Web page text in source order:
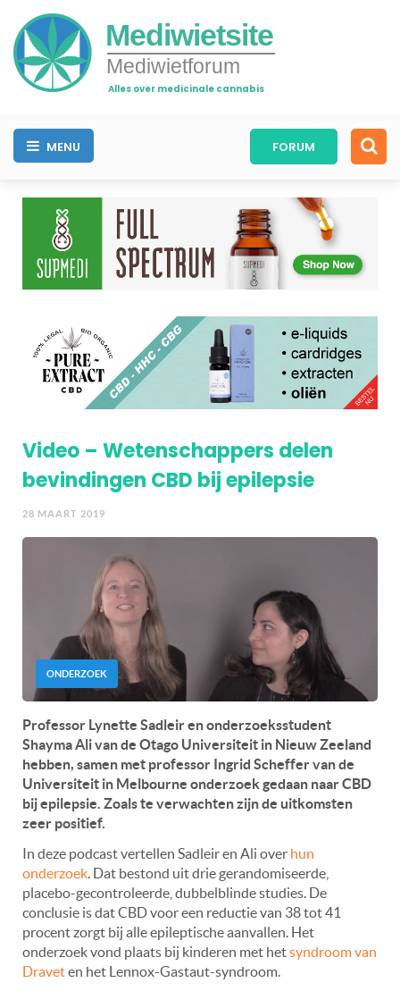
Mediwietsite
Mediwietforum
Alles over medicinale cannabis
MENU FORUM
Video – Wetenschappers delen
bevindingen CBD bij epilepsie
28 MAART 2019
ONDERZOEK
Professor Lynette Sadleir en onderzoeksstudent
Shayma Ali van de Otago Universiteit in Nieuw Zeeland
hebben, samen met professor Ingrid Scheffer van de
Universiteit in Melbourne onderzoek gedaan naar CBD
bij epilepsie. Zoals te verwachten zijn de uitkomsten
zeer positief.
In deze podcast vertellen Sadleir en Ali over hun
onderzoek. Dat bestond uit drie gerandomiseerde,
placebo-gecontroleerde, dubbelblinde studies. De
conclusie is dat CBD voor een reductie van 38 tot 41
procent zorgt bij alle epileptische aanvallen. Het
onderzoek vond plaats bij kinderen met hetsyndroom van
Draveten het Lennox-Gastaut-syndroom.